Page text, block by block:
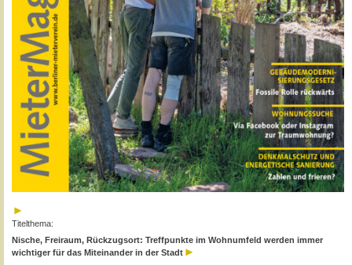
Titelthema:
Nische, Freiraum, Rückzugsort: Treffpunkte im Wohnumfeld werden immer
wichtiger für das Miteinander in der Stadt